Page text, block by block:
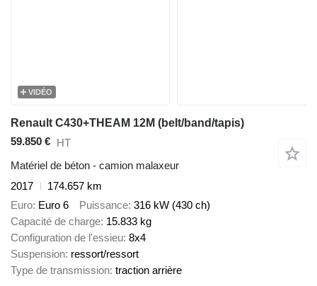
VIDÉO
Renault C430+THEAM 12M (belt/band/tapis)
59.850 € HT
Matériel de béton - camion malaxeur
2017
174.657 km
Euro Euro 6 Puissance 316 kW (430 ch)
Capacité de charge 15.833 kg
Configuration de l'essieu 8x4
Suspension ressort/ressort
Type de transmission traction arrière